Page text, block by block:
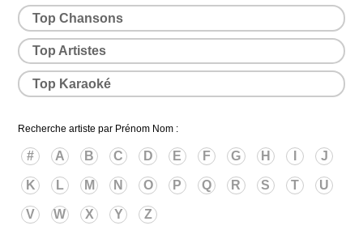
Top Chansons
Top Artistes
Top Karaoké
Recherche artiste par Prénom Nom :
# A B C D E F G H J
K L M N O P Q R S T U
V W X Y Z